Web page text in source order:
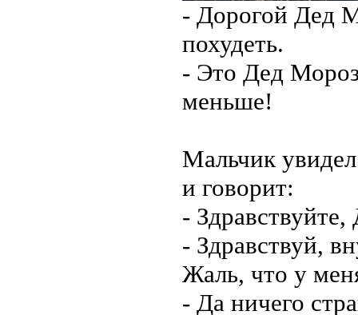
- Дорогой Дед
похудеть.
- Это Дед
меньше!
Мальчик
и говорит:
-
- Здравствуй,
Жаль, что у
- Да ничего